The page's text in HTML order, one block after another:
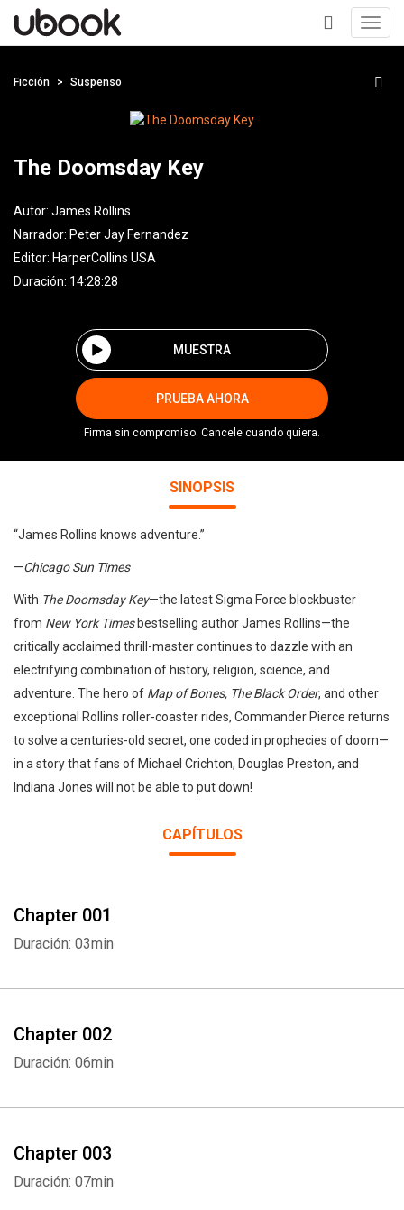
+
Ficción Suspenso
The Doomsday Key
Autor: James Rollins
Narrador: Peter Jay Fernandez
Editor: HarperCollins USA
Duración: 14:28:28
MUESTRA
PRUEBA AHORA
Firma sin compromiso. Cancele cuando quiera.
SINOPSIS
“James Rollins knows adventure.”
—Chicago Sun Times
With The Doomsday Key—the latest Sigma Force blockbuster
from New York Timesbestselling author James Rollins—the
critically acclaimed thrill-master continues to dazzle with an
electrifying combination of history, religion, science, and
adventure. The hero of Map of Bones, The Black Order, and other
exceptional Rollins roller-coaster rides, Commander Pierce returns
to solve a centuries-old secret, one coded in prophecies of doom—
in a story that fans of Michael Crichton, Douglas Preston, and
Indiana Jones will not be able to put down!
CAPÍTULOS
Chapter 001
Duración: 03min
Chapter 002
Duración: 06min
Chapter 003
Duración: 07min